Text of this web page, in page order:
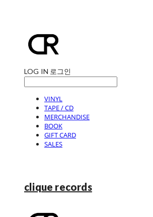
LOG IN 로그인
VINYL
TAPE / CD
MERCHANDISE
BOOK
GIFT CARD
SALES
clique records